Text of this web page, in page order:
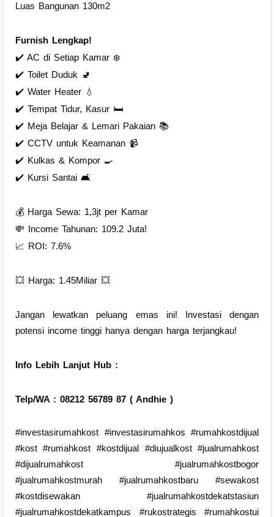
Luas Bangunan 130m2
Furnish Lengkap!
✔️ AC di Setiap Kamar ❄️
✔️ Toilet Duduk 🚽
✔️ Water Heater 💧
✔️ Tempat Tidur, Kasur 🛏
✔️ Meja Belajar & Lemari Pakaian 📚
✔️ CCTV untuk Keamanan 📹
✔️ Kulkas & Kompor 🍳
✔️ Kursi Santai 🛋
💰 Harga Sewa: 1,3jt per Kamar
💸 Income Tahunan: 109.2 Juta!
📈 ROI: 7.6%
💥 Harga: 1.45Miliar 💥
Jangan lewatkan peluang emas ini! Investasi dengan
potensi income tinggi hanya dengan harga terjangkau!
Info Lebih Lanjut Hub :
Telp/WA : 08212 56789 87 ( Andhie )
#investasirumahkost #investasirumahkos #rumahkostdijual
#kost #rumahkost #kostdijual #diujualkost #jualrumahkost
#dijualrumahkost #jualrumahkostbogor
#jualrumahkostmurah #jualrumahkostbaru #sewakost
#kostdisewakan #jualrumahkostdekatstasiun
#jualrumahkostdekatkampus #rukostrategis #rumahkostui